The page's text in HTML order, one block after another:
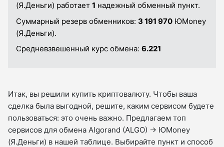
(Я.Деньги) работает 1 надежный обменный пункт.
Суммарный резерв обменников: 3 191 970 ЮMoney
(Я.Деньги).
Средневзвешенный курс обмена: 6.221
Итак, вы решили купить криптовалюту. Чтобы ваша
сделка была выгодной, решите, каким сервисом будете
пользоваться: это очень важно. Предлагаем топ
сервисов для обмена Algorand (ALGO) → ЮMoney
(Я.Деньги) в нашей таблице. Выбирайте пункт и способ